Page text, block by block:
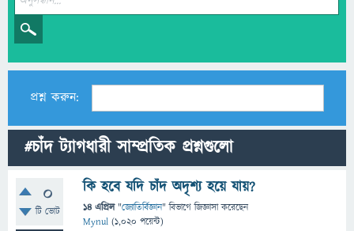
প্রশ্ন করুন:
#চাঁদ ট্যাগধারী সাম্প্রতিক প্রশ্নগুলো
0
টি ভোট
কি হবে যদি চাঁদ অদৃশ্য হয়ে যায়?
14 এপ্রিল "জ্যোতির্বিজ্ঞান" বিভাগে জিজ্ঞাসাকরেছেন
Mynul (1,020 পয়েন্ট)